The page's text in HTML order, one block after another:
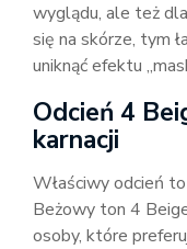
wyglądu, ale też
się na skórze, tym
uniknąć efektu
Odcień 4
karnacji
Właściwy odcień
Beżowy ton 4
osoby, które